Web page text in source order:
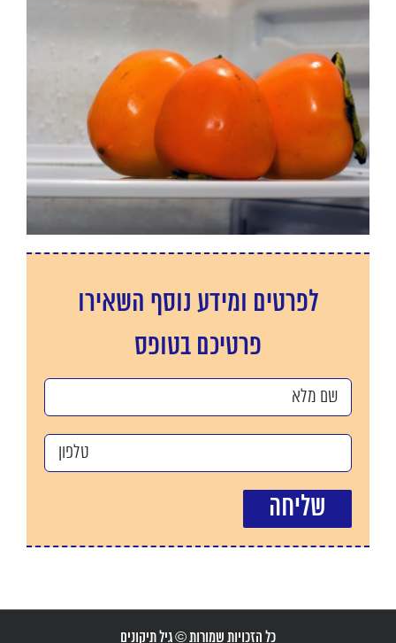
לפרטים ומידע נוסף השאירו
פרטיכם בטופס
כל הזכויות שמורות © גיל תיקונים